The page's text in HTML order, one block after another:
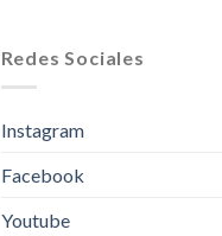
Redes Sociales
Instagram
Facebook
Youtube